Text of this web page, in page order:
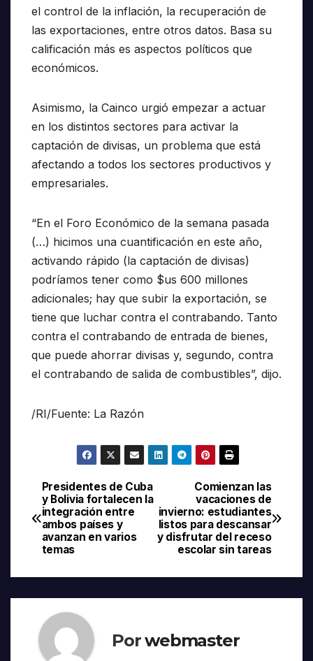
el control de la inflación, la recuperación de
las exportaciones, entre otros datos. Basa su
calificación más es aspectos políticos que
económicos.
Asimismo, la Cainco urgió empezar a actuar
en los distintos sectores para activar la
captación de divisas, un problema que está
afectando a todos los sectores productivos y
empresariales.
“En el Foro Económico de la semana pasada
(…) hicimos una cuantificación en este año,
activando rápido (la captación de divisas)
podríamos tener como $us 600 millones
adicionales; hay que subir la exportación, se
tiene que luchar contra el contrabando. Tanto
contra el contrabando de entrada de bienes,
que puede ahorrar divisas y, segundo, contra
el contrabando de salida de combustibles”, dijo.
/RI/Fuente: La Razón
Navegación
de
entradas
Comienzan las
vacaciones de
invierno: estudiantes
listos para descansar
y disfrutar del receso
escolar sin tareas
Presidentes de Cuba
y Bolivia fortalecen la
integración entre
ambos países y
avanzan en varios
temas
Porwebmaster